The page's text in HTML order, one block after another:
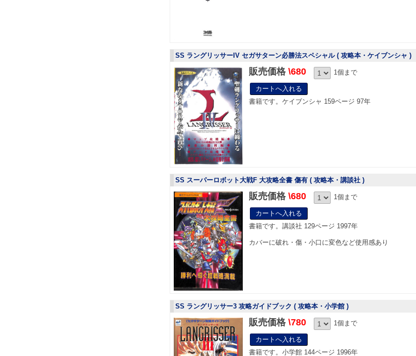
SS ラングリッサーIV セガサターン必勝法スペシャル ( 攻略本・ケイブンシャ )
販売価格 \680 1個まで
書籍です。ケイブンシャ 159ページ 97年
SS スーパーロボット大戦F 大攻略全書 傷有 ( 攻略本・講談社 )
販売価格 \680 1個まで
書籍です。講談社 129ページ 1997年
カバーに破れ・傷・小口に変色など使用感あり
SS ラングリッサー3 攻略ガイドブック ( 攻略本・小学館 )
販売価格 \780 1個まで
書籍です。小学館 144ページ 1996年